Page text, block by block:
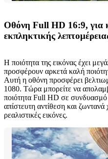
Οθόνη Full HD 16:9, για
εκπληκτικής
Η ποιότητα της εικόνας έχει
προσφέρουν αρκετά καλή
Αυτή η οθόνη προσφέρει
1080. Τώρα μπορείτε να
ποιότητα Full HD σε
απίστευτη αντίθεση και
ρεαλιστικές εικόνες.